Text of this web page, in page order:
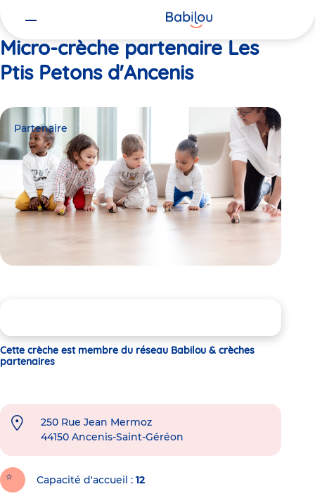
Micro-crèche partenaire Les
Ptis Petons d'Ancenis
Partenaire
Cette crèche est membre du réseau Babilou & crèches
partenaires
250 Rue Jean Mermoz
44150 Ancenis-Saint-Géréon
Capacité d'accueil 12